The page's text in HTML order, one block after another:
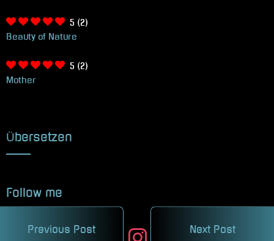
5 (2)
Beauty of Nature
5 (2)
Mother
Übersetzen
Follow me
facebook twitter instagram mastodon pinterest
Previous Post Next Post